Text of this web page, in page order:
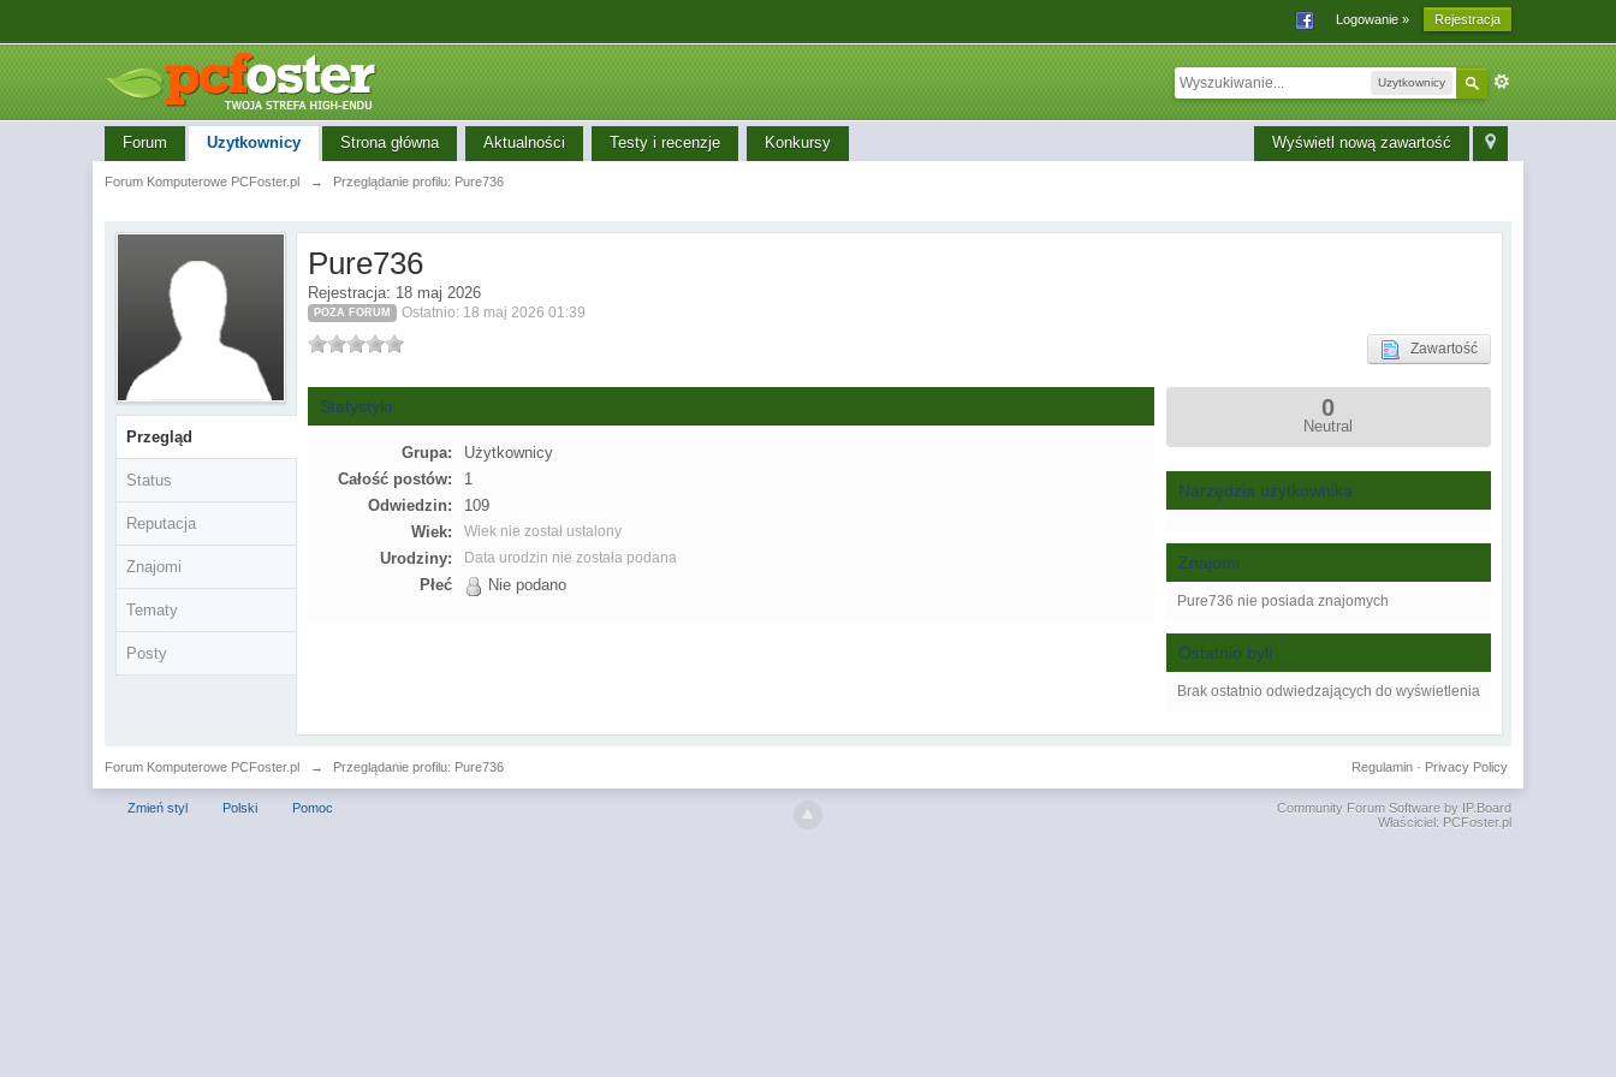
Logowanie » Rejestracja
Uzytkownicy
Wyświetl nową zawartość
Strona główna Aktualności Testy i recenzje Konkursy
Forum Uzytkownicy
Forum Komputerowe PCFoster.pl → Przeglądanie profilu: Pure736
Przegląd
Status
Reputacja
Znajomi
Tematy
Posty
Pure736
Rejestracja: 18 maj 2026
POZA FORUM Ostatnio: 18 maj 2026 01:39
Zawartość
Statystyki
Grupa:
Użytkownicy
Całość postów:
1
Odwiedzin:
109
Wiek:
Wiek nie został ustalony
Urodziny: Data urodzin nie została podana
Płeć Nie podano
0
Neutral
Narzędzia użytkownika
Znajomi
Pure736 nie posiada znajomych
Ostatnio byli
Brak ostatnio odwiedzających do wyświetlenia
Forum Komputerowe PCFoster.pl → Przeglądanie profilu: Pure736 Privacy Policy
Regulamin·
Zmień styl Polski Pomoc
Community Forum Software by IP.Board
Właściciel: PCFoster.pl